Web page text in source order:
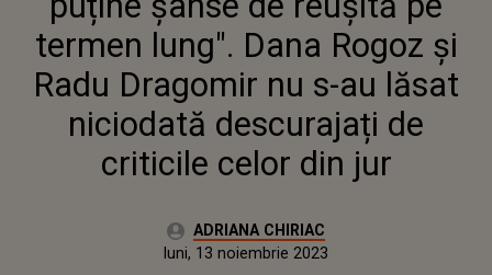
NICIODATĂ DESCURAJAȚI DE
CRITICILE CELOR DIN JUR
termen lung". Dana Rogoz și
Radu Dragomir nu s-au lăsat
niciodată descurajați de
criticile celor din jur
Autor:ADRIANA CHIRIAC
luni, 13 noiembrie 2023Actualizat:
luni, 13 noiembrie 2023